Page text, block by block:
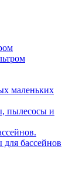
маленьких
пылесосы и
бассейнов